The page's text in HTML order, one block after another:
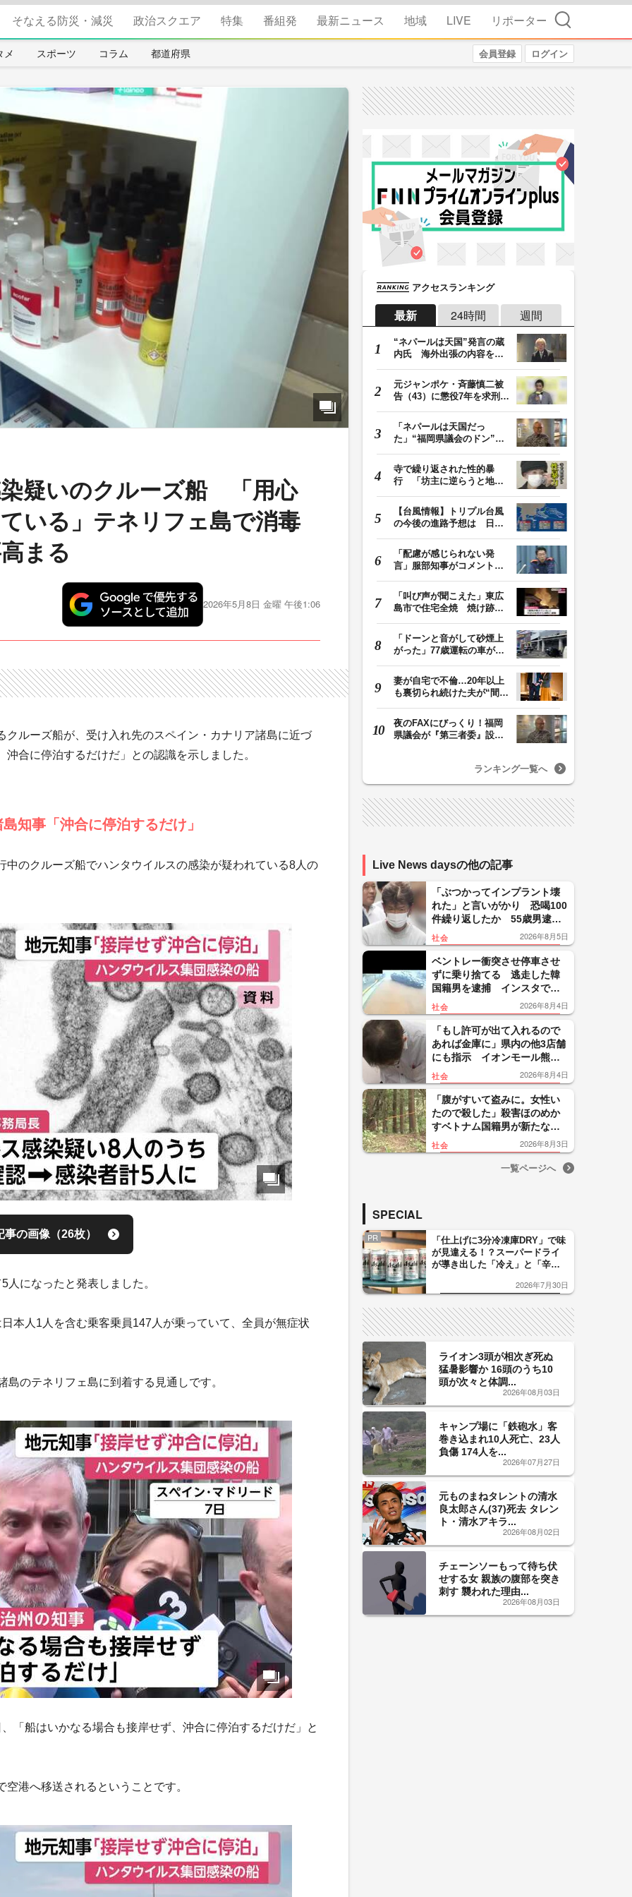
そなえる防災・減災 政治スクエア 特集 番組発 最新ニュース 地域 LIVE リポーター 検索
メ スポーツ コラム 都道府県 会員登録 ログイン
疑いのクルーズ船 「用心
いる」テネリフェ島で消毒
まる
2026年5月8日 金曜 午後1:06
ルーズ船が、受け入れ先のスペイン・カナリア諸島に近づ
合に停泊するだけだ」との認識を示しました。
知事「沖合に停泊するだけ」
のクルーズ船でハンタウイルスの感染が疑われている8人の
事の画像（26枚）
になったと発表しました。
本人1人を含む乗客乗員147人が乗っていて、全員が無症状
のテネリフェ島に到着する見通しです。
「船はいかなる場合も接岸せず、沖合に停泊するだけだ」と
港へ移送されるということです。
アクセスランキング
最新 24時間 週間
“ネパールは天国”発言の蔵
内氏 海外出張の内容を説
元ジャンポケ・斉藤慎二被
告（43）に懲役7年を求刑
「ネパールは天国だっ
た」“福岡県議会のドン”蔵
寺で繰り返された性的暴
行 「坊主に逆らうと地獄
【台風情報】トリプル台風
の今後の進路予想は 日本
「配慮が感じられない発
言」服部知事がコメント
「叫び声が聞こえた」東広
島市で住宅全焼 焼け跡か
「ドーンと音がして砂煙上
がった」77歳運転の車が立
妻が自宅で不倫…20年以上
も裏切られ続けた夫が“間
夜のFAXにびっくり！福岡
県議会が『第三者委』設置
ランキング一覧へ
Live News daysの他の記事
「ぶつかってインプラント壊
れた」と言いがかり 恐喝100
件繰り返したか 55歳男逮
捕 自分の血を付着させ犯行
社会 2026年8月5日
ベントレー衝突させ停車させ
ずに乗り捨てる 逃走した韓
国籍男を逮捕 インスタで高
級車投稿の自称インフルエン
サー 八王子市
社会 2026年8月4日
「もし許可が出て入れるので
あれば金庫に」県内の他3店舗
にも指示 イオンモール熊本
で爆発に巻き込まれ従業員2人
死亡「ハビタ」幹部明かす
社会 2026年8月4日
「腹がすいて盗みに。女性い
たので殺した」殺害ほのめか
すベトナム国籍男が新たな供
述 埼玉の山林で91歳女性遺
体
社会 2026年8月3日
一覧ページへ
SPECIAL
PR
「仕上げに3分冷凍庫DRY」で味
が見違える！？スーパードライ
が導き出した「冷え」と「辛
した「辛口カーブ」が飲み頃の
2026年7月30日
ライオン3頭が相次ぎ死ぬ
猛暑影響か 16頭のうち10
頭が次々と体調...
2026年08月03日
キャンプ場に「鉄砲水」客
巻き込まれ10人死亡、23人
負傷 174人を...
2026年07月27日
元ものまねタレントの清水
良太郎さん(37)死去 タレン
ト・清水アキラ...
2026年08月02日
チェーンソーもって待ち伏
せする女 親族の腹部を突き
刺す 襲われた理由...
2026年08月03日